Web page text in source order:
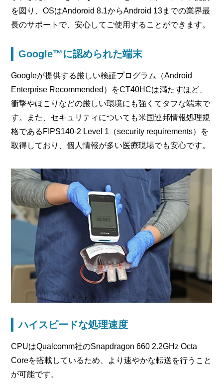
を図り、OSはAndoroid 8.1からAndroid 13までの業界最
長のサポートで、安心してご使用することができます。
Google™に認められた端末
Googleが提供する厳しい検証プログラム（Android
Enterprise Recommended）をCT40HCは満たすほど、
衝撃やほこりなどの厳しい環境にも強くてタフな端末で
す。また、セキュリティについても米国連邦情報処理規
格であるFIPS140-2 Level 1（security requirements）を
取得しており、個人情報が多い医療現場でも安心です。
ハイスピードな処理速度
CPUはQualcomm社のSnapdragon 660 2.2GHz Octa
Coreを搭載しているため、より速やかな転送を行うこと
が可能です。